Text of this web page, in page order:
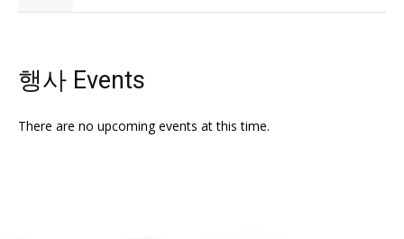
행사 Events
There are no upcoming events at this time.